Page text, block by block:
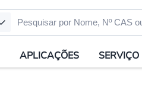
APLICAÇÕES SERVIÇO